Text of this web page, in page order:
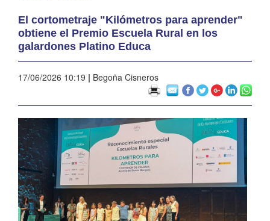
El cortometraje "Kilómetros para aprender"
obtiene el Premio Escuela Rural en los
galardones Platino Educa
17/06/2026 10:19 | Begoña Cisneros